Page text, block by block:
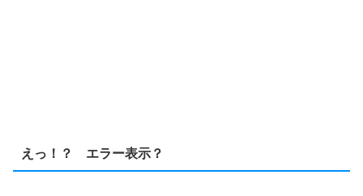
えっ！？ エラー表示？